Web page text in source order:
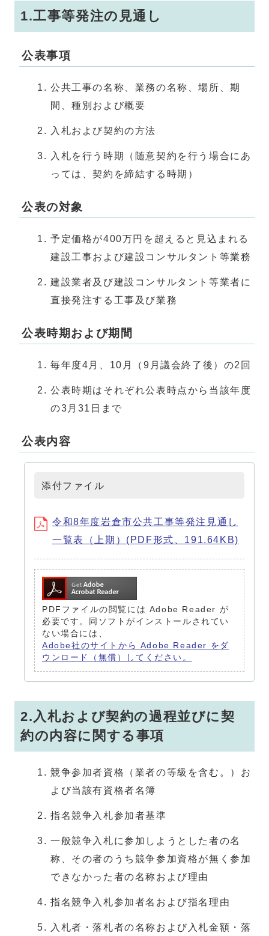
1.工事等発注の見通し
公表事項
公共工事の名称、業務の名称、場所、期
間、種別および概要
入札および契約の方法
入札を行う時期（随意契約を行う場合にあ
っては、契約を締結する時期）
公表の対象
予定価格が400万円を超えると見込まれる
建設工事および建設コンサルタント等業務
建設業者及び建設コンサルタント等業者に
直接発注する工事及び業務
公表時期および期間
毎年度4月、10月（9月議会終了後）の2回
公表時期はそれぞれ公表時点から当該年度
の3月31日まで
公表内容
添付ファイル
令和8年度岩倉市公共工事等発注見通し
一覧表（上期）(PDF形式、191.64KB)
PDFファイルの閲覧には Adobe Reader が
必要です。同ソフトがインストールされてい
ない場合には、
Adobe社のサイトから Adobe Reader をダ
ウンロード（無償）してください。
2.入札および契約の過程並びに契
約の内容に関する事項
競争参加者資格（業者の等級を含む。）お
よび当該有資格者名簿
指名競争入札参加者基準
一般競争入札に参加しようとした者の名
称、その者のうち競争参加資格が無く参加
できなかった者の名称および理由
指名競争入札参加者名および指名理由
入札者・落札者の名称および入札金額・落